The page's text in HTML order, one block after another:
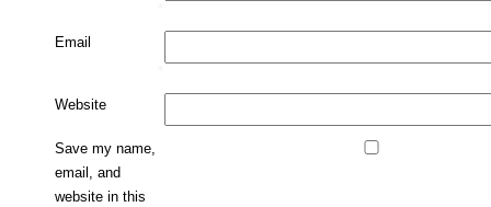
Email
Website
Save my name,
email, and
website in this